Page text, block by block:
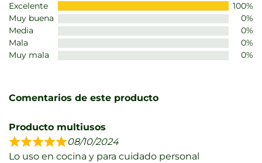
Excelente
100%
Muy buena
0%
Media
0%
Mala
0%
Muy mala
0%
Comentarios de este producto
Producto multiusos
08/10/2024
Lo uso en cocina y para cuidado personal